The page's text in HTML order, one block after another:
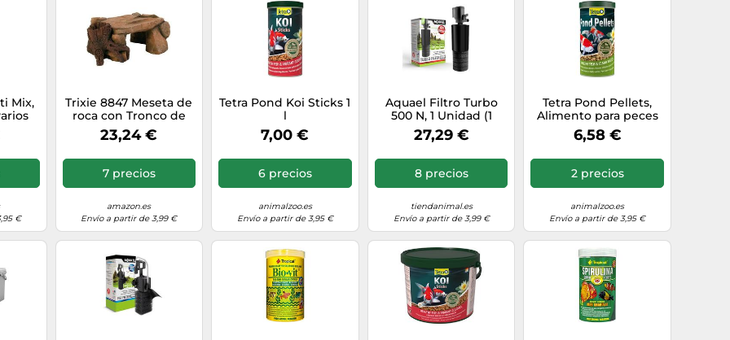
Mix,
de
y
de
€
Trixie 8847 Meseta de
roca con Tronco de
árbol para decoración
de Acuario, 25 cm
23,24 €
7 precios
amazon.es
Envío a partir de 3,99 €
Tetra Pond Koi Sticks 1
l
7,00 €
6 precios
animalzoo.es
Envío a partir de 3,95 €
Aquael Filtro Turbo
500 N, 1 Unidad (1
Unidad)
27,29 €
8 precios
tiendanimal.es
Envío a partir de 3,99 €
Tetra Pond Pellets,
Alimento para peces
de estanque, pellets
flotantes para la
lata de 1 L
6,58 €
2 precios
animalzoo.es
Envío a partir de 3,95 €